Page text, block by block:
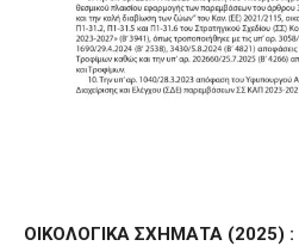
ΟΙΚΟΛΟΓΙΚΑ ΣΧΗΜΑΤΑ (2025) :